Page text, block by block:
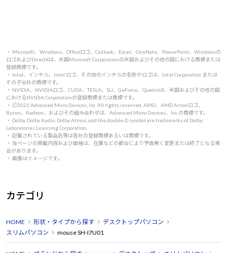
・ Microsoft、Windows、Officeロゴ、Outlook、Excel、OneNote、PowerPoint、Windowsの
ロゴおよびDirectXは、米国Microsoft Corporationの米国およびその他の国における商標または
登録商標です。
・ Intel、インテル、Intel ロゴ、その他のインテルの名称やロゴは、Intel Corporation または
その子会社の商標です。
・ NVIDIA、NVIDIAロゴ、CUDA、TESLA、SLI、GeForce、Quadroは、米国およびその他の国
におけるNVIDIA Corporationの登録商標または商標です。
・ 🄫2021 Advanced Micro Devices, Inc. All rights reserved. AMD、AMD Arrowロゴ、
Ryzen、Radeon、およびその組み合わせは、Advanced Micro Devices、Inc.の商標です。
・ Dolby, Dolby Audio, Dolby Atmos, and the double-D symbol are trademarks of Dolby
Laboratories Licensing Corporation.
・ 記載されている製品名等は各社の登録商標あるいは商標です。
・ 当ページの掲載内容および価格は、在庫などの都合により予告無く変更または終了となる場
合があります。
・ 画像はイメージです。
カテゴリ
HOME 形状・タイプから探す
デスクトップパソコン
スリムパソコン
mouse SH-I7U01